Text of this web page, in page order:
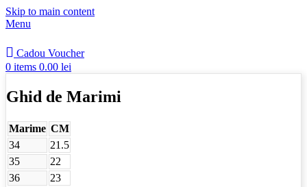
Skip to main content
Menu
Cadou Voucher
0 items 0.00 lei
Ghid de Marimi
Marime CM
34
21.5
35
22
36
23